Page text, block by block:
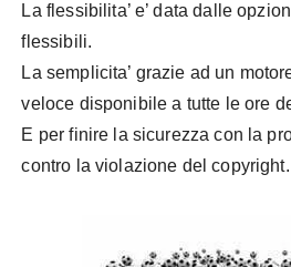
La flessibilita’ e’ data dalle
flessibili.
La semplicita’ grazie ad un
veloce disponibile a tutte le ore
E per finire la sicurezza con la
contro la violazione del copyright.